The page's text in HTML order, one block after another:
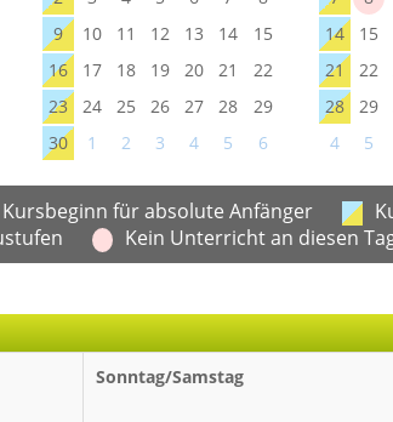
9
10 11 12 13 14
15
16
17 18 19 20 21
22
23
24 25 26 27 28
29
30
1 2 3 4 5 6
14
15
21
22
28
29
4
5
Kursbeginn für absolute Anfänger
Kein Unterricht an diesen
Sonntag/Samstag